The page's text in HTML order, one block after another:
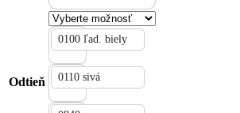
Odtieň
0100 ľad. biely
0110 sivá